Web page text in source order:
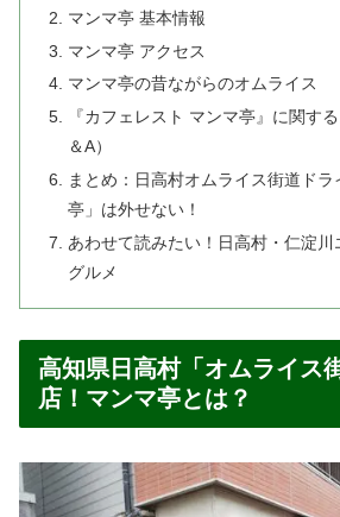
マンマ亭 基本情報
マンマ亭 アクセス
マンマ亭の昔ながらのオムライス
『カフェレスト マンマ亭』に関す
＆A）
まとめ：日高村オムライス街道ド
亭」は外せない！
あわせて読みたい！日高村・仁淀川
グルメ
高知県日高村「オムライス
店！マンマ亭とは？